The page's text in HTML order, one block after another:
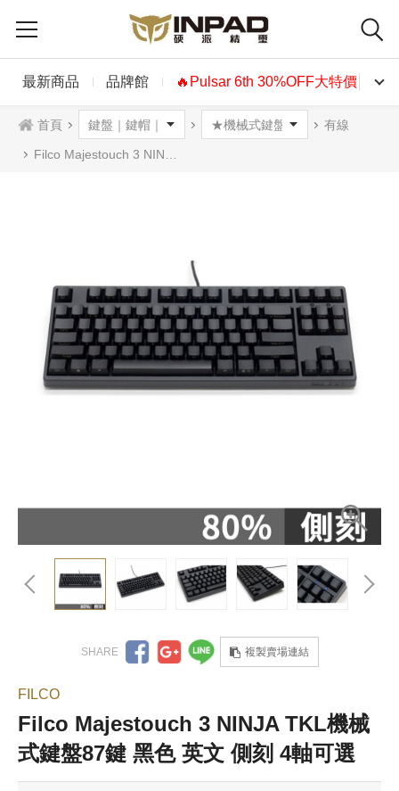
最新商品 品牌館 🔥Pulsar 6th 30%OFF大特價🔥
首頁 有線
Filco Majestouch 3 NINJA TKL機械式鍵盤87鍵 黑色 英文 側刻 4軸可選
複製賣場連結
FILCO
Filco Majestouch 3 NINJA TKL機械
式鍵盤87鍵 黑色 英文 側刻 4軸可選